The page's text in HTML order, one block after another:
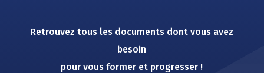
Retrouvez tous les documents dont vous avez
besoin
pour vous former et progresser !